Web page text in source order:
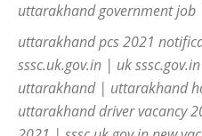
uttarakhand government job
uttarakhand pcs 2021
sssc.uk.gov.in | uk
uttarakhand | uttarakhand
uttarakhand driver vacancy